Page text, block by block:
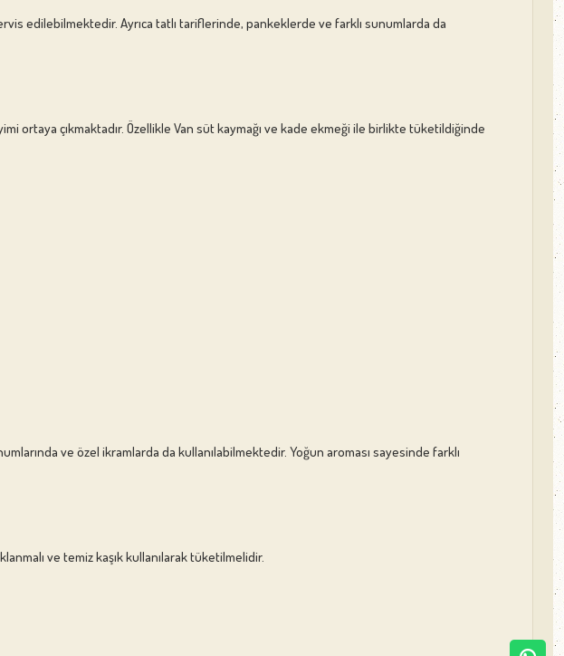
edilebilmektedir. Ayrıca tatlı tariflerinde, pankeklerde ve farklı sunumlarda da
ortaya çıkmaktadır. Özellikle Van süt kaymağı ve kade ekmeği ile birlikte tüketildiğinde
ve özel ikramlarda da kullanılabilmektedir. Yoğun aroması sayesinde farklı
ve temiz kaşık kullanılarak tüketilmelidir.